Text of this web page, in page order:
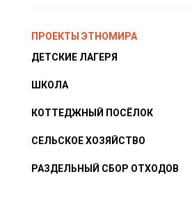
ПРОЕКТЫ ЭТНОМИРА
ДЕТСКИЕ ЛАГЕРЯ
ШКОЛА
КОТТЕДЖНЫЙ ПОСЁЛОК
СЕЛЬСКОЕ ХОЗЯЙСТВО
РАЗДЕЛЬНЫЙ СБОР ОТХОДОВ